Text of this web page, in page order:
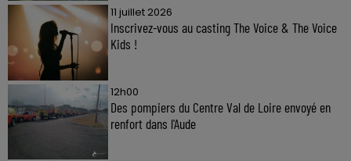
11 juillet 2026
Inscrivez-vous au casting The Voice & The Voice
Kids !
12h00
Des pompiers du Centre Val de Loire envoyé en
renfort dans l'Aude